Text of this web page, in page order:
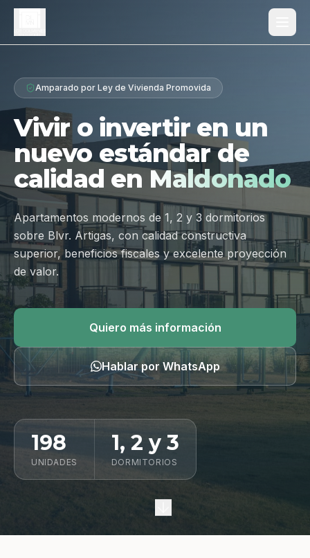
Proyecto
Diferenciales
Tipologías
Galería
Ubicación
Contacto
Hablar por WhatsApp
Amparado por Ley de Vivienda Promovida
Vivir o invertir en un
nuevo estándar de
calidad en Maldonado
Apartamentos modernos de 1, 2 y 3 dormitorios
sobre Blvr. Artigas, con calidad constructiva
superior, beneficios fiscales y excelente proyección
de valor.
Quiero más información
Hablar por WhatsApp
198
UNIDADES
1, 2 y 3
DORMITORIOS